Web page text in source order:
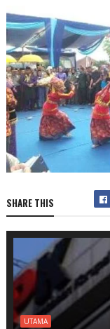
SHARE THIS
UTAMA